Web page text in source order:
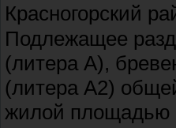
Красногорский
Подлежащее
(литера А),
(литера А2)
жилой площадью